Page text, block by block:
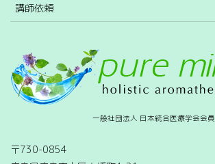
講師依頼
一般社団法人 日本統合医療学会会員
〒730-0854